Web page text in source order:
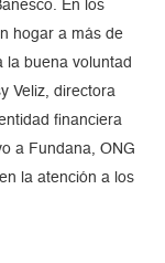
En los
hogar a más de
la buena voluntad
Veliz, directora
financiera
a Fundana, ONG
la atención a los